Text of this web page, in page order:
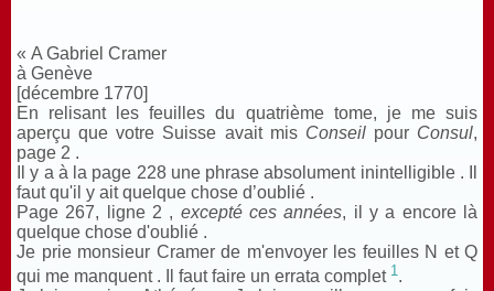
« A Gabriel Cramer
à Genève
[décembre 1770]
En relisant les feuilles du quatrième tome, je me suis
aperçu que votre Suisse avait mis Conseilpour Consul,
page 2 .
Il y a à la page 228 une phrase absolument inintelligible . Il
faut qu'il y ait quelque chose d’oublié .
Page 267, ligne 2 , excepté ces années, il y a encore là
quelque chose d'oublié .
Je prie monsieur Cramer de m'envoyer les feuilles N et Q
qui me manquent . Il faut faire un errata complet 1.